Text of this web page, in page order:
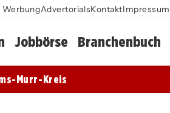
WerbungAdvertorialsKontaktImpressum
Jobbörse Branchenbuch
Murr-Kreis